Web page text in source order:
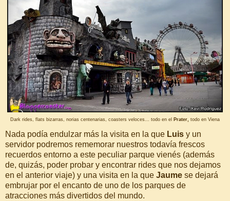
Dark rides, flats bizarras, norias centenarias, coasters veloces... todo en el Prater, todo en Viena
Nada podía endulzar más la visita en la que Luis y un
servidor podremos rememorar nuestros todavía frescos
recuerdos entorno a este peculiar parque vienés (además
de, quizás, poder probar y encontrar rides que nos dejamos
en el anterior viaje) y una visita en la que Jaume se dejará
embrujar por el encanto de uno de los parques de
atracciones más divertidos del mundo.